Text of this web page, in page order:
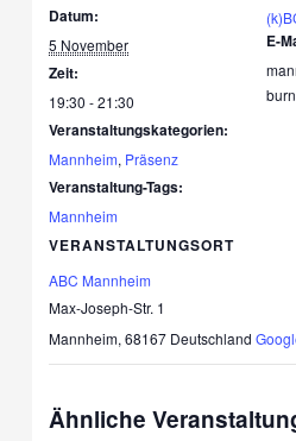
Datum:
5 November
Zeit:
19:30 - 21:30
Veranstaltungskategorien:
Mannheim, Präsenz
Veranstaltung-Tags:
Mannheim
VERANSTALTUNGSORT
ABC Mannheim
Max-Joseph-Str. 1
Mannheim, 68167 Deutschland
E-
Ähnliche